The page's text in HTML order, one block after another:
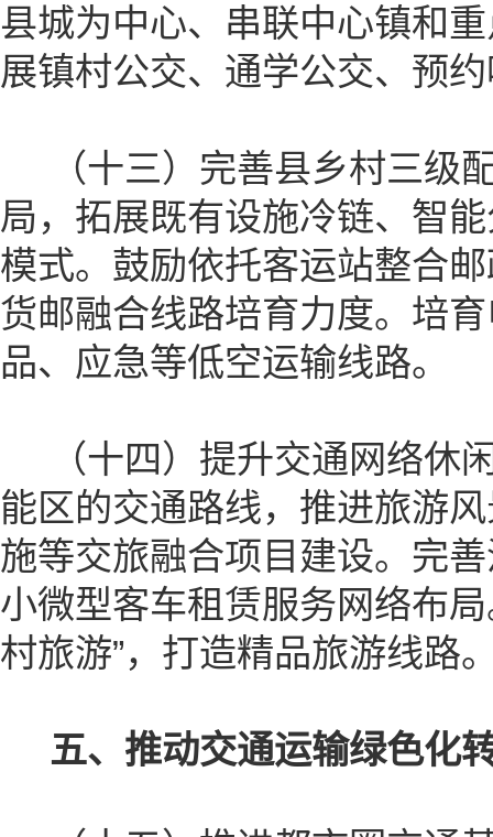
县城为中心、串联中心镇和
展镇村公交、通学公交、预
（十三）完善县乡村三级
局，拓展既有设施冷链、智
模式。鼓励依托客运站整合
货邮融合线路培育力度。培
品、应急等低空运输线路。
（十四）提升交通网络休
能区的交通路线，推进旅游
施等交旅融合项目建设。完
小微型客车租赁服务网络布
村旅游”，打造精品旅游线路
五、推动交通运输绿色化